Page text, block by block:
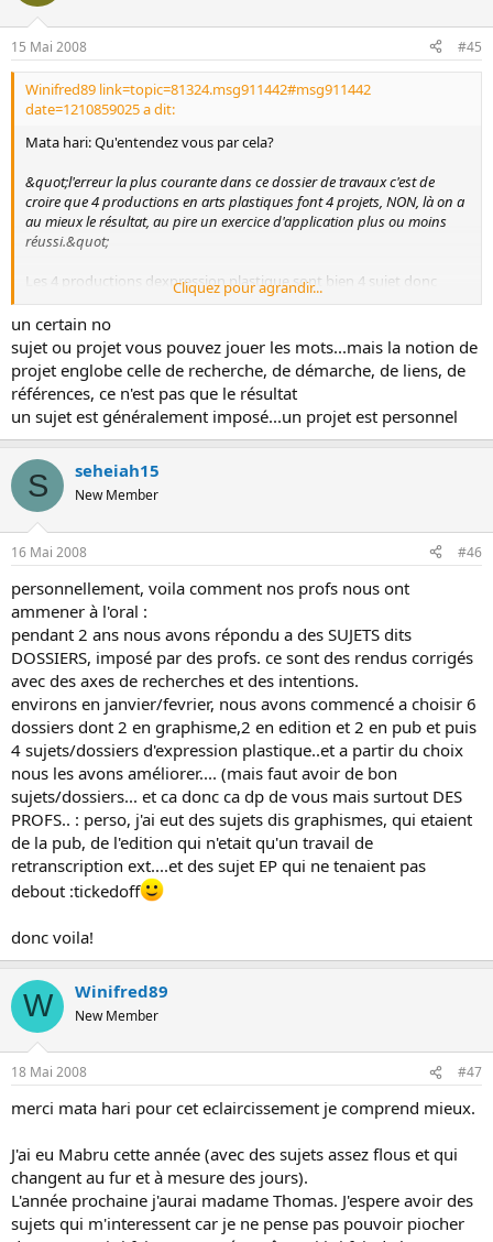
15 Mai 2008 #45
Winifred89 link=topic=81324.msg911442#msg911442
date=1210859025 a dit:
Mata hari: Qu'entendez vous par cela?
&quot;l'erreur la plus courante dans ce dossier de travaux c'est de
croire que 4 productions en arts plastiques font 4 projets, NON, là on a
au mieux le résultat, au pire un exercice d'application plus ou moins
réussi.&quot;
Les 4 productions dexpression plastique sont bien 4 sujet donc
Cliquez pour agrandir...
un certain no
sujet ou projet vous pouvez jouer les mots...mais la notion de
projet englobe celle de recherche, de démarche, de liens, de
références, ce n'est pas que le résultat
un sujet est généralement imposé...un projet est personnel
S seheiah15
New Member
16 Mai 2008 #46
personnellement, voila comment nos profs nous ont
ammener à l'oral :
pendant 2 ans nous avons répondu a des SUJETS dits
DOSSIERS, imposé par des profs. ce sont des rendus corrigés
avec des axes de recherches et des intentions.
environs en janvier/fevrier, nous avons commencé a choisir 6
dossiers dont 2 en graphisme,2 en edition et 2 en pub et puis
4 sujets/dossiers d'expression plastique..et a partir du choix
nous les avons améliorer.... (mais faut avoir de bon
sujets/dossiers... et ca donc ca dp de vous mais surtout DES
PROFS.. : perso, j'ai eut des sujets dis graphismes, qui etaient
de la pub, de l'edition qui n'etait qu'un travail de
retranscription ext....et des sujet EP qui ne tenaient pas
debout :tickedoff
donc voila!
W Winifred89
New Member
18 Mai 2008 #47
merci mata hari pour cet eclaircissement je comprend mieux.
J'ai eu Mabru cette année (avec des sujets assez flous et qui
changent au fur et à mesure des jours).
L'année prochaine j'aurai madame Thomas. J'espere avoir des
sujets qui m'interessent car je ne pense pas pouvoir piocher